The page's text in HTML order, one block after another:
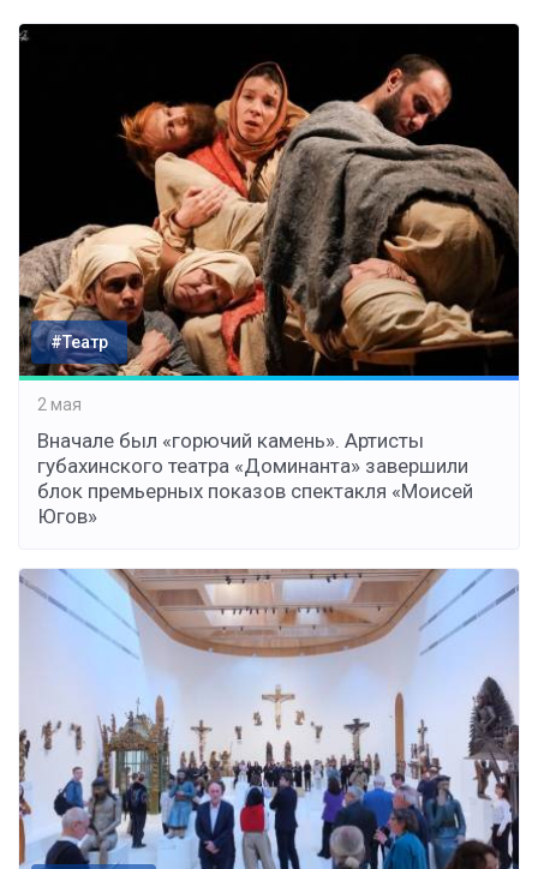
#Театр
2 мая
Вначале был «горючий камень». Артисты
губахинского театра «Доминанта» завершили
блок премьерных показов спектакля «Моисей
Югов»